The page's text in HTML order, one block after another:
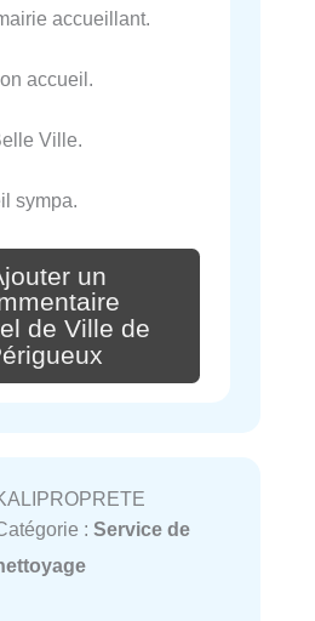
accueillant.
accueil.
Ville.
sympa.
un
de Ville de
: Service de